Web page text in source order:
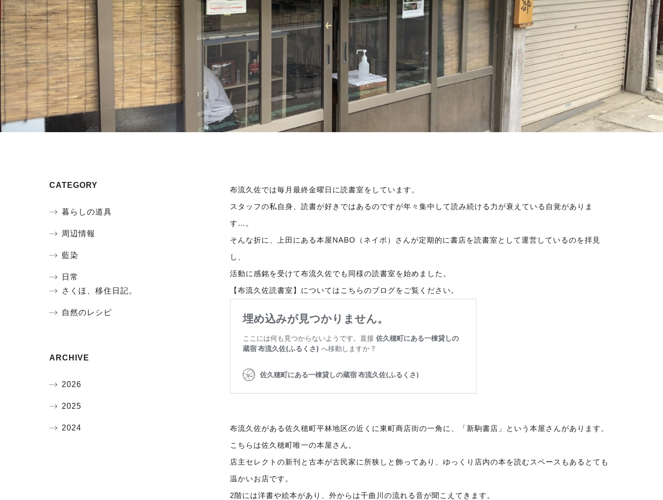
布流久佐では毎月最終金曜日に読書室をしています。
スタッフの私自身、読書が好きではあるのですが年々集中して読み続ける力が衰えている自覚がありま
す…。
そんな折に、上田にある本屋NABO（ネイボ）さんが定期的に書店を読書室として運営しているのを拝見
し、
活動に感銘を受けて布流久佐でも同様の読書室を始めました。
【布流久佐読書室】についてはこちらのブログをご覧ください。
布流久佐がある佐久穂町平林地区の近くに東町商店街の一角に、「新駒書店」という本屋さんがあります。
こちらは佐久穂町唯一の本屋さん。
店主セレクトの新刊と古本が古民家に所狭しと飾ってあり、ゆっくり店内の本を読むスペースもあるとても
温かいお店です。
2階には洋書や絵本があり、外からは千曲川の流れる音が聞こえてきます。
CATEGORY
暮らしの道具
周辺情報
藍染
日常
さくほ、移住日記。
自然のレシピ
ARCHIVE
2026
2025
2024